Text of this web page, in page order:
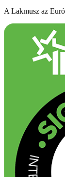
A Lakmusz az